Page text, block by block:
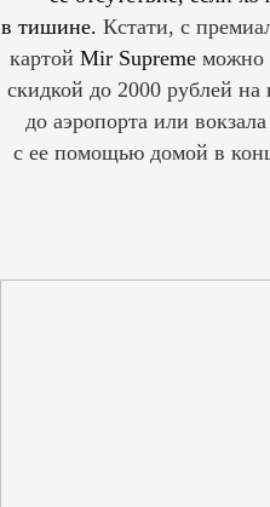
в тишине. Кстати, с
картой Mir Supreme можно
скидкой до 2000 рублей на
до аэропорта или
с ее помощью домой в